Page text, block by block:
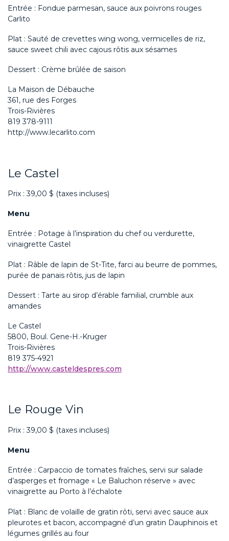
Entrée : Fondue parmesan, sauce aux poivrons rouges
Carlito
Plat : Sauté de crevettes wing wong, vermicelles de riz,
sauce sweet chili avec cajous rôtis aux sésames
Dessert : Crème brûlée de saison
La Maison de Débauche
361, rue des Forges
Trois-Rivières
819 378-9111
http://www.lecarlito.com
Le Castel
Prix : 39,00 $ (taxes incluses)
Menu
Entrée : Potage à l’inspiration du chef ou verdurette,
vinaigrette Castel
Plat : Râble de lapin de St-Tite, farci au beurre de pommes,
purée de panais rôtis, jus de lapin
Dessert : Tarte au sirop d’érable familial, crumble aux
amandes
Le Castel
5800, Boul. Gene-H.-Kruger
Trois-Rivières
819 375-4921
http://www.casteldespres.com
Le Rouge Vin
Prix : 39,00 $ (taxes incluses)
Menu
Entrée : Carpaccio de tomates fraîches, servi sur salade
d’asperges et fromage « Le Baluchon réserve » avec
vinaigrette au Porto à l’échalote
Plat : Blanc de volaille de gratin rôti, servi avec sauce aux
pleurotes et bacon, accompagné d’un gratin Dauphinois et
légumes grillés au four